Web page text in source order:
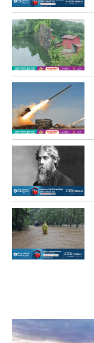
PALA
Contact us
Subscription Plans
My account
Grievance